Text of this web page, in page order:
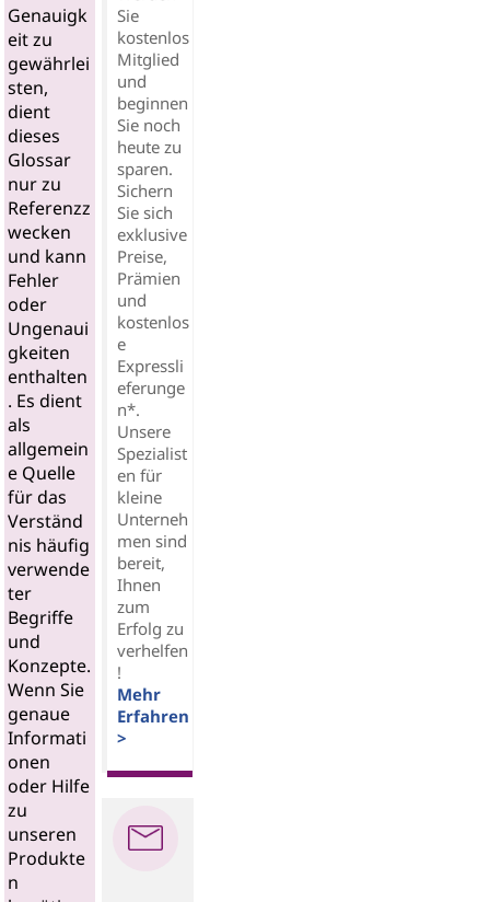
Genauigk
eit zu
gewährlei
sten,
dient
dieses
Glossar
nur zu
Referenzz
wecken
und kann
Fehler
oder
Ungenaui
gkeiten
enthalten
. Es dient
als
allgemein
e Quelle
für das
Verständ
nis häufig
verwende
ter
Begriffe
und
Konzepte.
Wenn Sie
genaue
Informati
onen
oder Hilfe
zu
unseren
Produkte
n
Sie
kostenlos
Mitglied
und
beginnen
Sie noch
heute zu
sparen.
Sichern
Sie sich
exklusive
Preise,
Prämien
und
kostenlos
e
Expressli
eferunge
n*.
Unsere
Spezialist
en für
kleine
Unterneh
men sind
bereit,
Ihnen
zum
Erfolg zu
verhelfen
!
Mehr
Erfahren
>